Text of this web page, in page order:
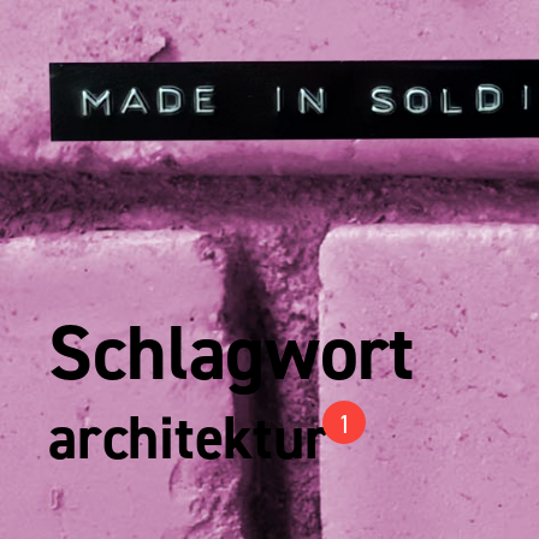
Schlagwort
architektur1